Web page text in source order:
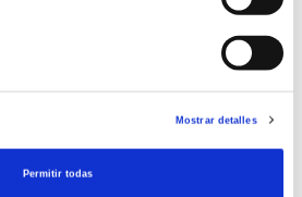
Mostrar detalles
Permitir todas
Gente Común Perdidos y